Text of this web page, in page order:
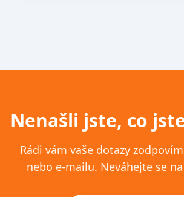
Nenašli jste, co
Rádi vám vaše dotazy
nebo e-mailu. Neváhejte se